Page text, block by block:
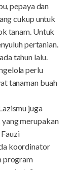
pepaya dan
cukup untuk
tanam. Untuk
pertanian.
tahun lalu.
perlu
tanaman buah
juga
yang merupakan
koordinator
program